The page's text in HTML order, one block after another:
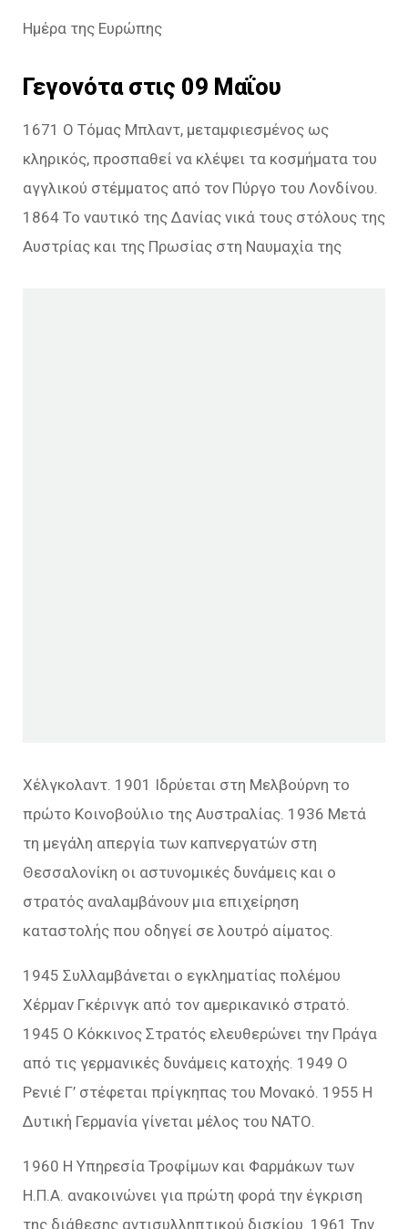
Ημέρα της Ευρώπης
Γεγονότα στις 09 Μαΐου
1671 Ο Τόμας Μπλαντ, μεταμφιεσμένος ως
κληρικός, προσπαθεί να κλέψει τα κοσμήματα του
αγγλικού στέμματος από τον Πύργο του Λονδίνου.
1864 Το ναυτικό της Δανίας νικά τους στόλους της
Αυστρίας και της Πρωσίας στη Ναυμαχία της
Χέλγκολαντ. 1901 Ιδρύεται στη Μελβούρνη το
πρώτο Κοινοβούλιο της Αυστραλίας. 1936 Μετά
τη μεγάλη απεργία των καπνεργατών στη
Θεσσαλονίκη οι αστυνομικές δυνάμεις και ο
στρατός αναλαμβάνουν μια επιχείρηση
καταστολής που οδηγεί σε λουτρό αίματος.
1945 Συλλαμβάνεται ο εγκληματίας πολέμου
Χέρμαν Γκέρινγκ από τον αμερικανικό στρατό.
1945 Ο Κόκκινος Στρατός ελευθερώνει την Πράγα
από τις γερμανικές δυνάμεις κατοχής. 1949 Ο
Ρενιέ Γ’ στέφεται πρίγκηπας του Μονακό. 1955 Η
Δυτική Γερμανία γίνεται μέλος του ΝΑΤΟ.
1960 Η Υπηρεσία Τροφίμων και Φαρμάκων των
Η.Π.Α. ανακοινώνει για πρώτη φορά την έγκριση
της διάθεσης αντισυλληπτικού δισκίου. 1961 Την